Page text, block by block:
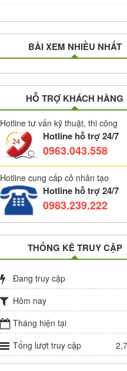
BÀI XEM NHIỀU NHẤT
HỖ TRỢ KHÁCH HÀNG
Hotline tư vấn kỹ thuật, thi công
Hotline hỗ trợ 24/7
0963.043.558
Hotline cung cấp cỏ nhân tạo
Hotline hỗ trợ 24/7
0983.239.222
THỐNG KÊ TRUY CẬP
Đang truy cập
Hôm nay
Tháng hiện tại
Tổng lượt truy cập